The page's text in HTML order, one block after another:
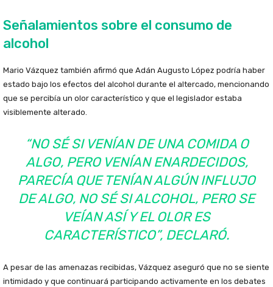
Señalamientos sobre el consumo de
alcohol
Mario Vázquez también afirmó que Adán Augusto López podría haber
estado bajo los efectos del alcohol durante el altercado, mencionando
que se percibía un olor característico y que el legislador estaba
visiblemente alterado.
“NO SÉ SI VENÍAN DE UNA COMIDA O
ALGO, PERO VENÍAN ENARDECIDOS,
PARECÍA QUE TENÍAN ALGÚN INFLUJO
DE ALGO, NO SÉ SI ALCOHOL, PERO SE
VEÍAN ASÍ Y EL OLOR ES
CARACTERÍSTICO”, DECLARÓ.
A pesar de las amenazas recibidas, Vázquez aseguró que no se siente
intimidado y que continuará participando activamente en los debates